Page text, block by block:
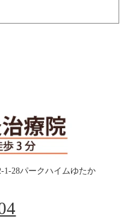
28パークハイムゆたか